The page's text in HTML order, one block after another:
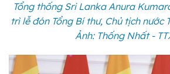
Tổng thống Sri Lanka Anura
trì lễ đón Tổng Bí thư, Chủ tịch
Ảnh: Thống Nhất -